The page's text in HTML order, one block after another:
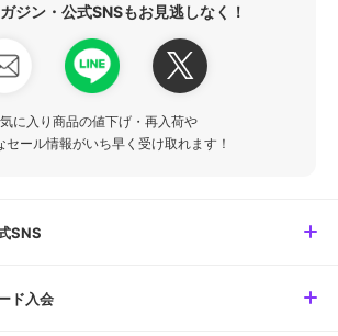
ジン・公式SNSもお見逃しなく！
に入り商品の値下げ・再入荷や
セール情報がいち早く受け取れます！
SNS
ド入会